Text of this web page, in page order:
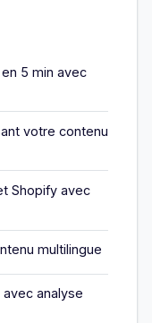
5 min avec
votre contenu
Shopify avec
multilingue
avec analyse